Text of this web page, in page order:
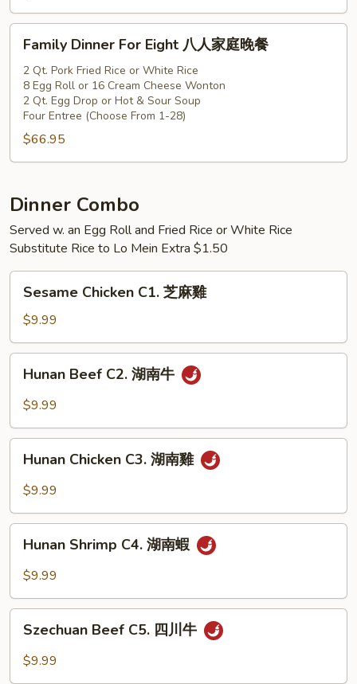
庭
Family
Dinner
For
Eight
庭
餐
Family Dinner For Eight 八人家庭晚餐
2 Qt. Pork Fried Rice or White Rice
8 Egg Roll or 16 Cream Cheese Wonton
2 Qt. Egg Drop or Hot & Sour Soup
Four Entree (Choose From 1-28)
$66.95
Dinner Combo
Served w. an Egg Roll and Fried Rice or White Rice
Substitute Rice to Lo Mein Extra $1.50
Sesame
Chicken
C1.
芝
麻
Sesame Chicken C1. 芝麻雞
$9.99
Hunan
Beef
C2.
南
Hunan Beef C2. 湖南牛
$9.99
Hunan
Chicken
C3.
南
Hunan Chicken C3. 湖南雞
$9.99
Hunan
Shrimp
C4.
南
Hunan Shrimp C4. 湖南蝦
$9.99
Szechuan
Beef
C5.
Szechuan Beef C5. 四川牛
$9.99